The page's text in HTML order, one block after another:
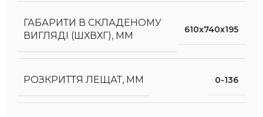
ГАБАРИТИ В СКЛАДЕНОМУ
ВИГЛЯДІ (ШХВХГ), ММ
610х740х195
РОЗКРИТТЯ ЛЕЩАТ, ММ 0-136